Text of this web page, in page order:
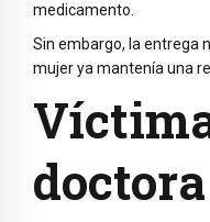
medicamento.
Sin embargo, la entrega
mujer ya mantenía una